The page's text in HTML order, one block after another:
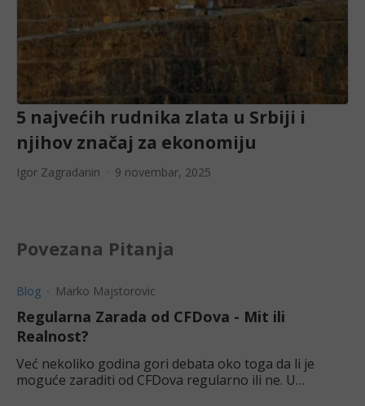
5 najvećih rudnika zlata u Srbiji i
njihov značaj za ekonomiju
Igor Zagradanin 9 novembar, 2025
Povezana Pitanja
Blog Marko Majstorovic
Regularna Zarada od CFDova - Mit ili
Realnost?
Već nekoliko godina gori debata oko toga da li je
moguće zaraditi od CFDova regularno ili ne. U